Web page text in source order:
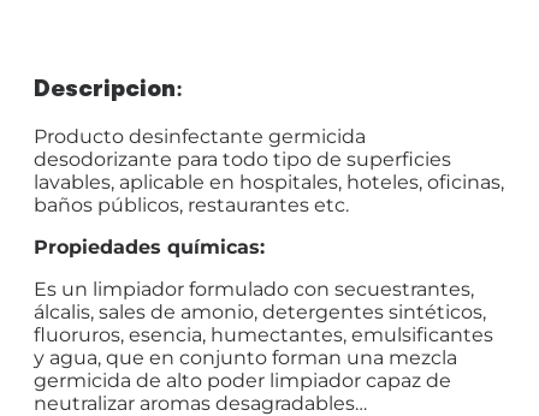
Descripción:
Producto desinfectante germicida
desodorizante para todo tipo de superficies
lavables, aplicable en hospitales, hoteles, oficinas,
baños públicos, restaurantes etc.
Propiedades químicas:
Es un limpiador formulado con secuestrantes,
álcalis, sales de amonio, detergentes sintéticos,
fluoruros, esencia, humectantes, emulsificantes
y agua, que en conjunto forman una mezcla
germicida de alto poder limpiador capaz de
neutralizar aromas desagradables…